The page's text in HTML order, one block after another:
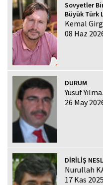
Sovyetler
Büyük Türk
Kemal
08 Haz
DURUM
Yusuf
26 May
DİRİLİŞ
Nurullah
17 Kas 2025